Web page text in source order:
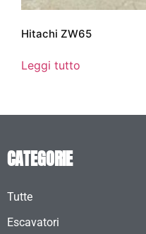
Hitachi ZW65
Leggi tutto
CATEGORIE
Tutte
Escavatori